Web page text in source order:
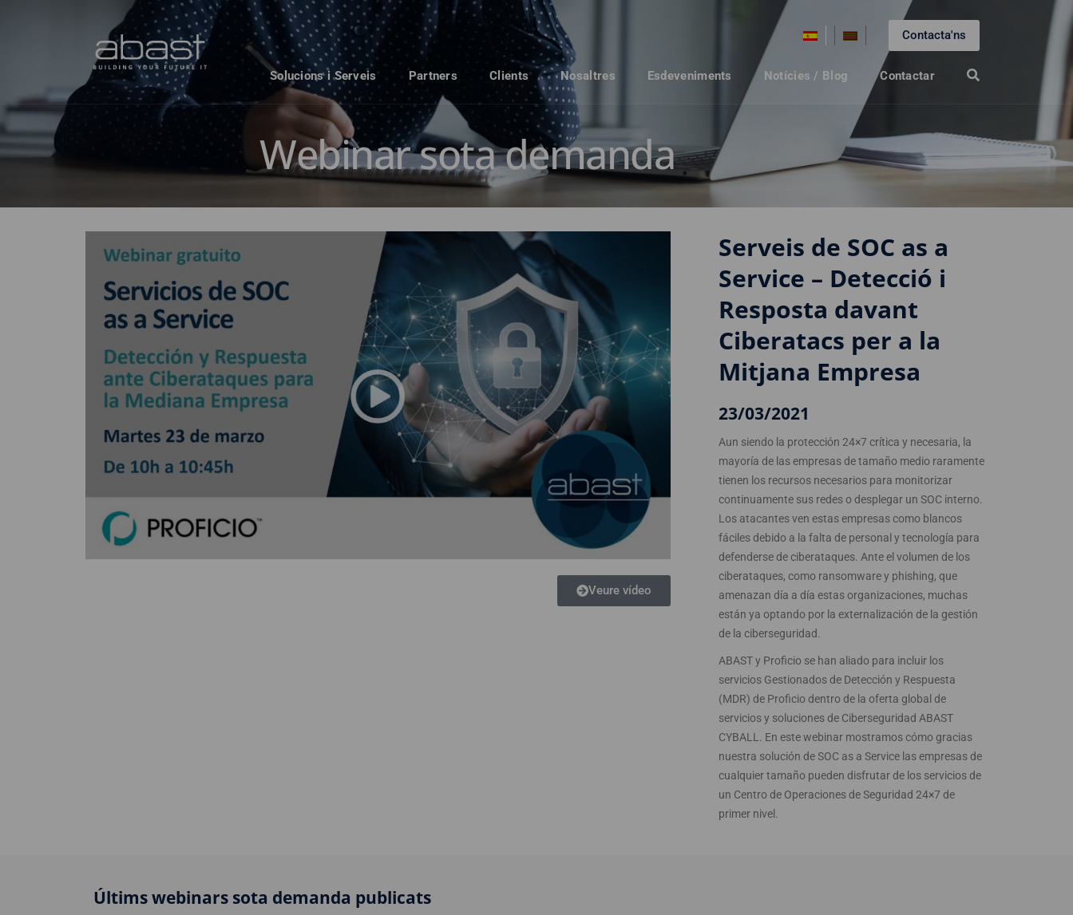
Contacta'ns
Solucions i Serveis Partners Clients Nosaltres Esdeveniments Notícies / Blog Contactar
Webinar sota demanda
Veure vídeo
Serveis de SOC as a
Service – Detecció i
Resposta davant
Ciberatacs per a la
Mitjana Empresa
23/03/2021
Aun siendo la protección 24×7 crítica y necesaria, la
mayoría de las empresas de tamaño medio raramente
tienen los recursos necesarios para monitorizar
continuamente sus redes o desplegar un SOC interno.
Los atacantes ven estas empresas como blancos
fáciles debido a la falta de personal y tecnología para
defenderse de ciberataques. Ante el volumen de los
ciberataques, como ransomware y phishing, que
amenazan día a día estas organizaciones, muchas
están ya optando por la externalización de la gestión
de la ciberseguridad.
ABAST y Proficio se han aliado para incluir los
servicios Gestionados de Detección y Respuesta
(MDR) de Proficio dentro de la oferta global de
servicios y soluciones de Ciberseguridad ABAST
CYBALL. En este webinar mostramos cómo gracias
nuestra solución de SOC as a Service las empresas de
cualquier tamaño pueden disfrutar de los servicios de
un Centro de Operaciones de Seguridad 24×7 de
primer nivel.
Últims webinars sota demanda publicats